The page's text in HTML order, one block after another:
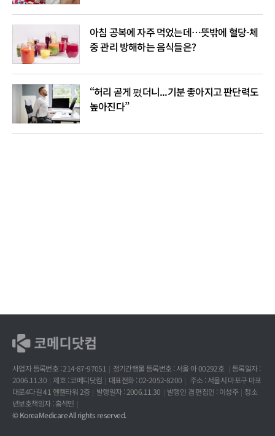
아침 공복에 자주 먹었는데…뜻밖에 혈당-체
중 관리 방해하는 음식들은?
“허리 곧게 폈더니...기분 좋아지고 판단력도
높아진다”
사업자 등록번호 : 214-87-97051 정기간행물 등록번호 : 서울 아 00292호
등록일자 :
2006.11.30
제호 : 코메디닷컴 대표전화 : 02-2052-8200
주소 : 서울시 마포구 마포
대로4다길 41 헨켈타워 2층
발행일자 : 2006.11.30 발행인 겸 편집인 : 이성주
청소
년보호책임자 : 홍석민
© KoreaMedicare All rights reserved.